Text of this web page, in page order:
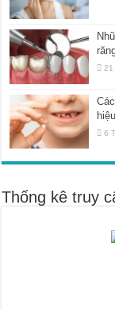
21
6
Thống kê truy